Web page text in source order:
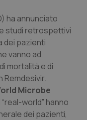
ha annunciato
studi retrospettivi
dei pazienti
vanno ad
mortalità e di
Remdesivir.
Microbe
world” hanno
dei pazienti,